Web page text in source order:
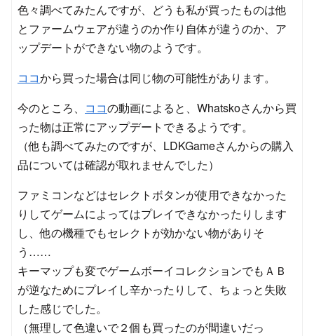
色々調べてみたんですが、どうも私が買ったものは他
とファームウェアが違うのか作り自体が違うのか、ア
ップデートができない物のようです。
ココから買った場合は同じ物の可能性があります。
今のところ、 ココの動画によると、Whatskoさんから買
った物は正常にアップデートできるようです。
（他も調べてみたのですが、LDKGameさんからの購入
品については確認が取れませんでした）
ファミコンなどはセレクトボタンが使用できなかった
りしてゲームによってはプレイできなかったりします
し、他の機種でもセレクトが効かない物がありそ
う……
キーマップも変でゲームボーイコレクションでもＡＢ
が逆なためにプレイし辛かったりして、ちょっと失敗
した感じでした。
（無理して色違いで２個も買ったのが間違いだっ